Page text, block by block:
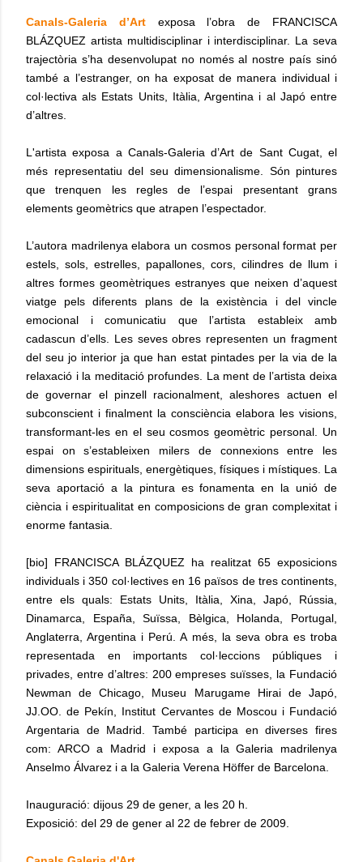
Canals-Galeria d’Art
exposa l’obra de FRANCISCA
BLÁZQUEZ artista multidisciplinar i interdisciplinar. La seva
trajectòria s’ha desenvolupat no només al nostre país sinó
també a l’estranger, on ha exposat de manera individual i
col·lectiva als Estats Units, Itàlia, Argentina i al Japó entre
d’altres.
L'artista exposa a Canals-Galeria d’Art de Sant Cugat, el
més representatiu del seu dimensionalisme. Són pintures
que trenquen les regles de l’espai presentant grans
elements geomètrics que atrapen l’espectador.
L’autora madrilenya elabora un cosmos personal format per
estels, sols, estrelles, papallones, cors, cilindres de llum i
altres formes geomètriques estranyes que neixen d’aquest
viatge pels diferents plans de la existència i del vincle
emocional i comunicatiu que l’artista estableix amb
cadascun d’ells. Les seves obres representen un fragment
del seu jo interior ja que han estat pintades per la via de la
relaxació i la meditació profundes. La ment de l’artista deixa
de governar el pinzell racionalment, aleshores actuen el
subconscient i finalment la consciència elabora les visions,
transformant-les en el seu cosmos geomètric personal. Un
espai on s’estableixen milers de connexions entre les
dimensions espirituals, energètiques, físiques i místiques. La
seva aportació a la pintura es fonamenta en la unió de
ciència i espiritualitat en composicions de gran complexitat i
enorme fantasia.
[bio] FRANCISCA BLÁZQUEZ ha realitzat 65 exposicions
individuals i 350 col·lectives en 16 països de tres continents,
entre els quals: Estats Units, Itàlia, Xina, Japó, Rússia,
Dinamarca, España, Suïssa, Bèlgica, Holanda, Portugal,
Anglaterra, Argentina i Perú. A més, la seva obra es troba
representada en importants col·leccions públiques i
privades, entre d’altres: 200 empreses suïsses, la Fundació
Newman de Chicago, Museu Marugame Hirai de Japó,
JJ.OO. de Pekín, Institut Cervantes de Moscou i Fundació
Argentaria de Madrid. També participa en diverses fires
com: ARCO a Madrid i exposa a la Galeria madrilenya
Anselmo Álvarez i a la Galeria Verena Höffer de Barcelona.
Inauguració: dijous 29 de gener, a les 20 h.
Exposició: del 29 de gener al 22 de febrer de 2009.